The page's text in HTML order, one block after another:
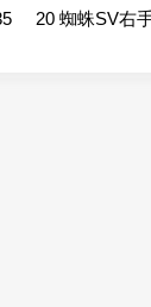
20 蜘蛛SV右